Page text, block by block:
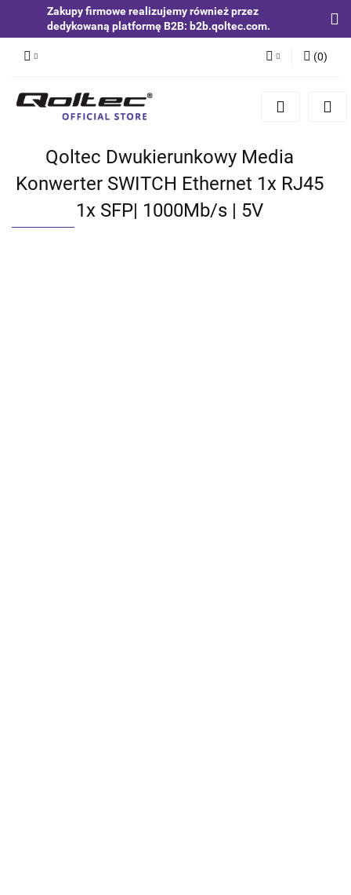
Zakupy firmowe realizujemy również przez
dedykowaną platformę B2B: b2b.qoltec.com.
Zaloguj się
Zgody cookies
(0)
Qoltec Dwukierunkowy Media
Konwerter SWITCH Ethernet 1x RJ45
1x SFP| 1000Mb/s | 5V